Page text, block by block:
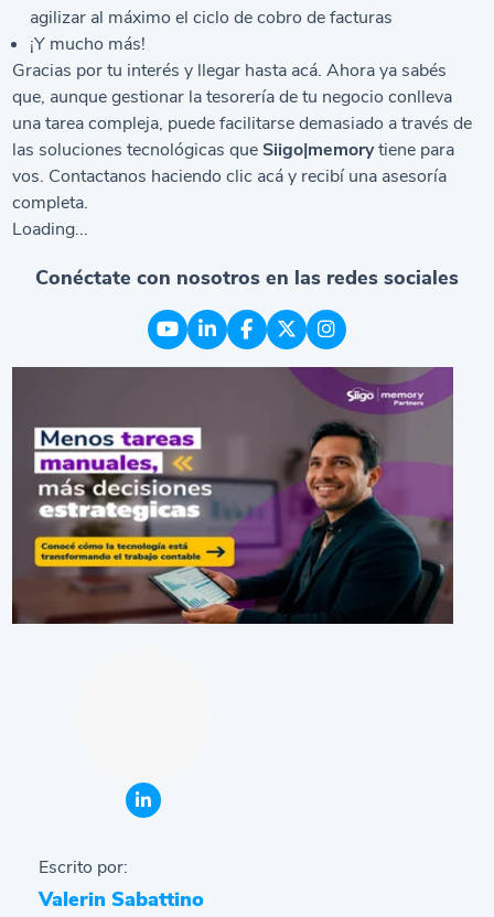
agilizar al máximo el ciclo de cobro de facturas
¡Y mucho más!
Gracias por tu interés y llegar hasta acá. Ahora ya sabés
que, aunque gestionar la tesorería de tu negocio conlleva
una tarea compleja, puede facilitarse demasiado a través de
las soluciones tecnológicas queSiigo|memorytiene para
vos. Contactanos haciendo clic acáy recibí una asesoría
completa.
Loading...
Conéctate con nosotros en las redes sociales
Escrito por:
Valerin Sabattino